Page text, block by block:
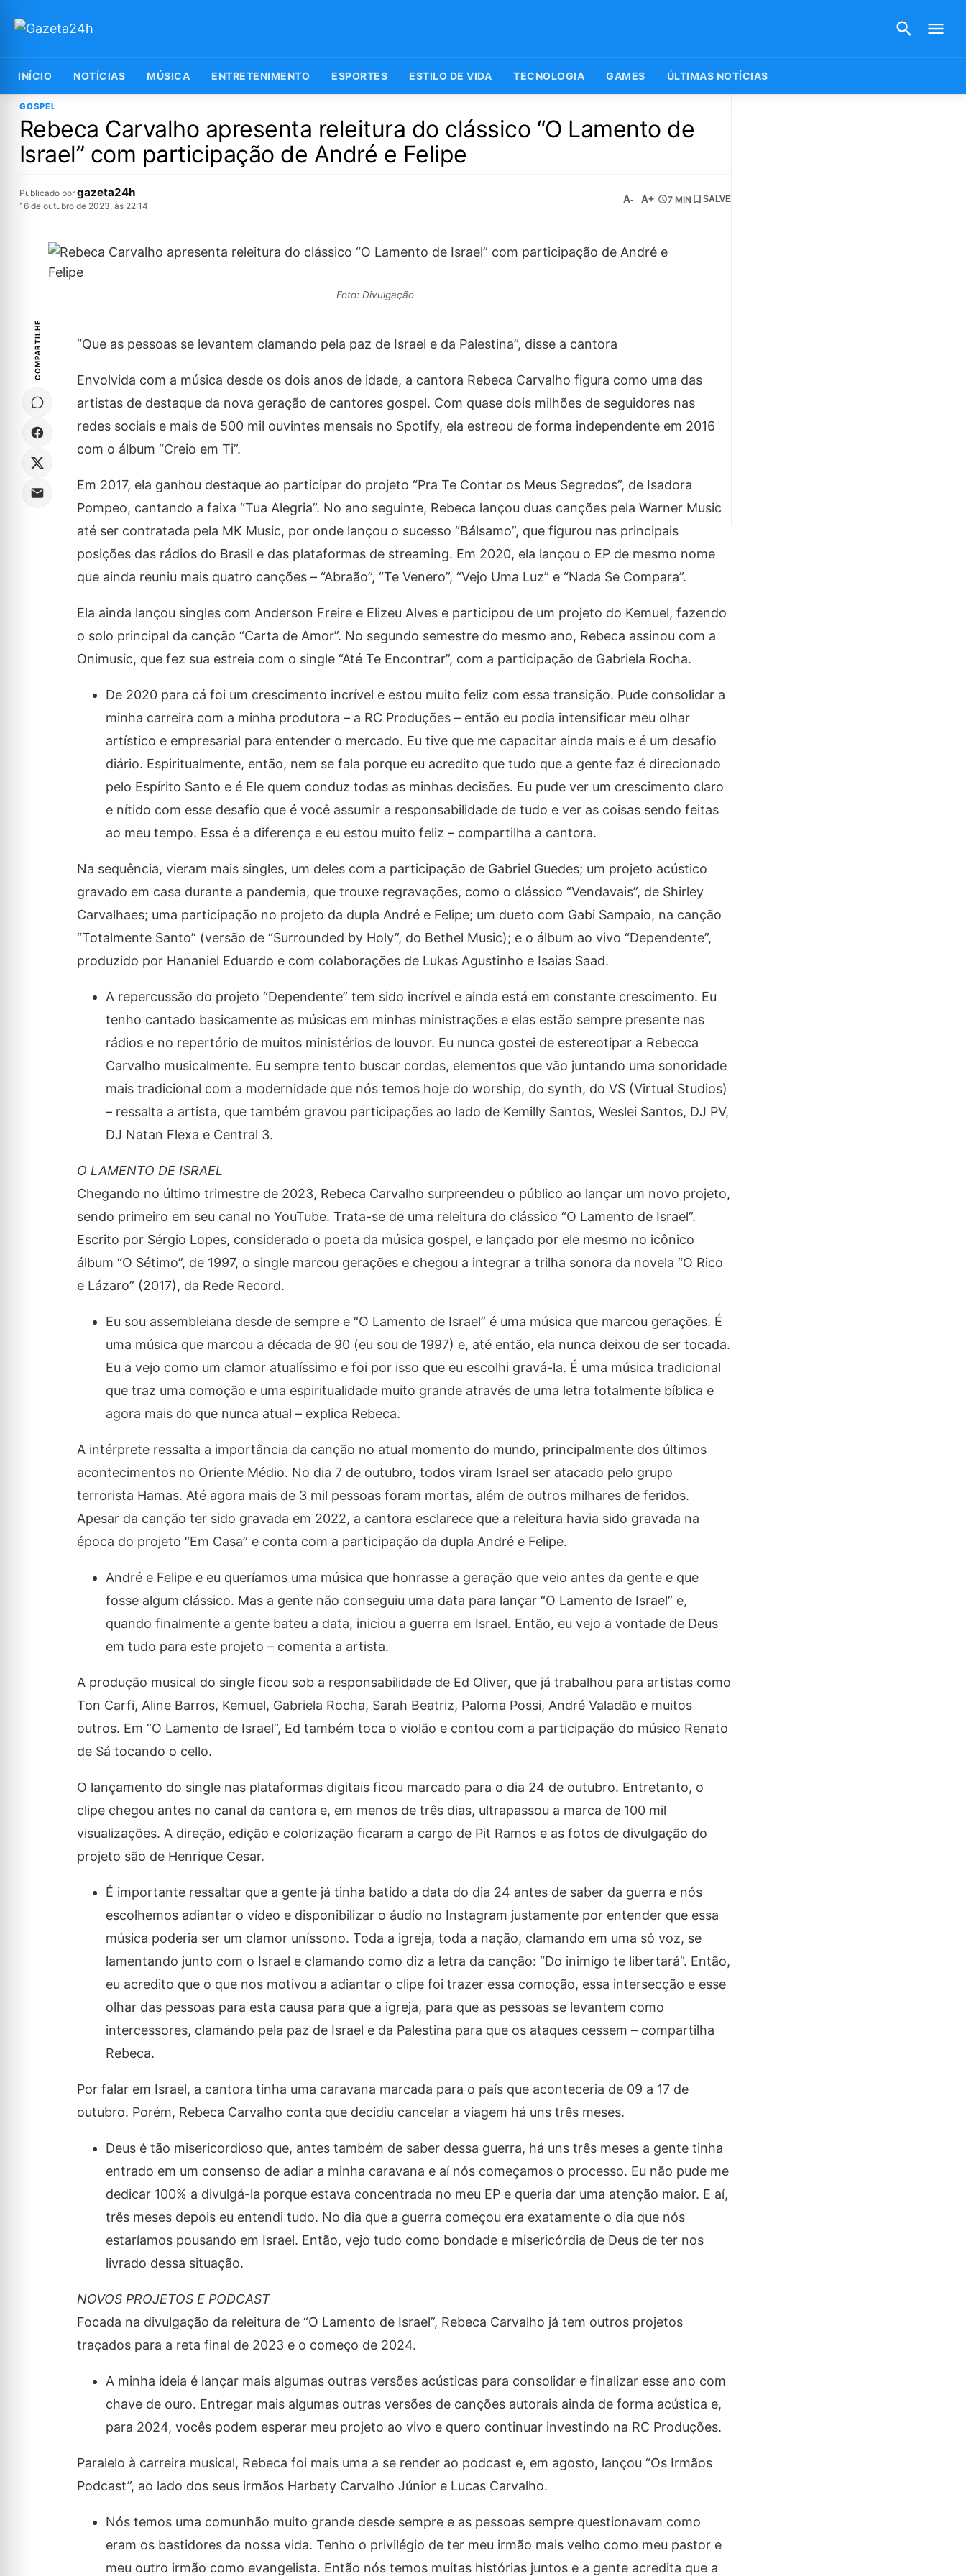
INÍCIO NOTÍCIAS MÚSICA ENTRETENIMENTO ESPORTES ESTILO DE VIDA TECNOLOGIA GAMES ÚLTIMAS NOTÍCIAS
GOSPEL
Rebeca Carvalho apresenta releitura do clássico “O Lamento de
Israel” com participação de André e Felipe
Publicado por gazeta24h
16 de outubro de 2023, às 22:14
A- A+ 7 MIN SALVE
Foto: Divulgação
COMPARTILHE “Que as pessoas se levantem clamando pela paz de Israel e da Palestina”, disse a cantora
Envolvida com a música desde os dois anos de idade, a cantora Rebeca Carvalho figura como uma das
artistas de destaque da nova geração de cantores gospel. Com quase dois milhões de seguidores nas
redes sociais e mais de 500 mil ouvintes mensais no Spotify, ela estreou de forma independente em 2016
com o álbum “Creio em Ti”.
Em 2017, ela ganhou destaque ao participar do projeto “Pra Te Contar os Meus Segredos”, de Isadora
Pompeo, cantando a faixa “Tua Alegria”. No ano seguinte, Rebeca lançou duas canções pela Warner Music
até ser contratada pela MK Music, por onde lançou o sucesso “Bálsamo”, que figurou nas principais
posições das rádios do Brasil e das plataformas de streaming. Em 2020, ela lançou o EP de mesmo nome
que ainda reuniu mais quatro canções – “Abraão”, “Te Venero”, “Vejo Uma Luz” e “Nada Se Compara”.
Ela ainda lançou singles com Anderson Freire e Elizeu Alves e participou de um projeto do Kemuel, fazendo
o solo principal da canção “Carta de Amor”. No segundo semestre do mesmo ano, Rebeca assinou com a
Onimusic, que fez sua estreia com o single “Até Te Encontrar”, com a participação de Gabriela Rocha.
De 2020 para cá foi um crescimento incrível e estou muito feliz com essa transição. Pude consolidar a
minha carreira com a minha produtora – a RC Produções – então eu podia intensificar meu olhar
artístico e empresarial para entender o mercado. Eu tive que me capacitar ainda mais e é um desafio
diário. Espiritualmente, então, nem se fala porque eu acredito que tudo que a gente faz é direcionado
pelo Espírito Santo e é Ele quem conduz todas as minhas decisões. Eu pude ver um crescimento claro
e nítido com esse desafio que é você assumir a responsabilidade de tudo e ver as coisas sendo feitas
ao meu tempo. Essa é a diferença e eu estou muito feliz – compartilha a cantora.
Na sequência, vieram mais singles, um deles com a participação de Gabriel Guedes; um projeto acústico
gravado em casa durante a pandemia, que trouxe regravações, como o clássico “Vendavais”, de Shirley
Carvalhaes; uma participação no projeto da dupla André e Felipe; um dueto com Gabi Sampaio, na canção
“Totalmente Santo” (versão de “Surrounded by Holy”, do Bethel Music); e o álbum ao vivo “Dependente”,
produzido por Hananiel Eduardo e com colaborações de Lukas Agustinho e Isaias Saad.
A repercussão do projeto “Dependente” tem sido incrível e ainda está em constante crescimento. Eu
tenho cantado basicamente as músicas em minhas ministrações e elas estão sempre presente nas
rádios e no repertório de muitos ministérios de louvor. Eu nunca gostei de estereotipar a Rebecca
Carvalho musicalmente. Eu sempre tento buscar cordas, elementos que vão juntando uma sonoridade
mais tradicional com a modernidade que nós temos hoje do worship, do synth, do VS (Virtual Studios)
– ressalta a artista, que também gravou participações ao lado de Kemilly Santos, Weslei Santos, DJ PV,
DJ Natan Flexa e Central 3.
O LAMENTO DE ISRAEL
Chegando no último trimestre de 2023, Rebeca Carvalho surpreendeu o público ao lançar um novo projeto,
sendo primeiro em seu canal no YouTube. Trata-se de uma releitura do clássico “O Lamento de Israel”.
Escrito por Sérgio Lopes, considerado o poeta da música gospel, e lançado por ele mesmo no icônico
álbum “O Sétimo”, de 1997, o single marcou gerações e chegou a integrar a trilha sonora da novela “O Rico
e Lázaro” (2017), da Rede Record.
Eu sou assembleiana desde de sempre e “O Lamento de Israel” é uma música que marcou gerações. É
uma música que marcou a década de 90 (eu sou de 1997) e, até então, ela nunca deixou de ser tocada.
Eu a vejo como um clamor atualíssimo e foi por isso que eu escolhi gravá-la. É uma música tradicional
que traz uma comoção e uma espiritualidade muito grande através de uma letra totalmente bíblica e
agora mais do que nunca atual – explica Rebeca.
A intérprete ressalta a importância da canção no atual momento do mundo, principalmente dos últimos
acontecimentos no Oriente Médio. No dia 7 de outubro, todos viram Israel ser atacado pelo grupo
terrorista Hamas. Até agora mais de 3 mil pessoas foram mortas, além de outros milhares de feridos.
Apesar da canção ter sido gravada em 2022, a cantora esclarece que a releitura havia sido gravada na
época do projeto “Em Casa” e conta com a participação da dupla André e Felipe.
André e Felipe e eu queríamos uma música que honrasse a geração que veio antes da gente e que
fosse algum clássico. Mas a gente não conseguiu uma data para lançar “O Lamento de Israel” e,
quando finalmente a gente bateu a data, iniciou a guerra em Israel. Então, eu vejo a vontade de Deus
em tudo para este projeto – comenta a artista.
A produção musical do single ficou sob a responsabilidade de Ed Oliver, que já trabalhou para artistas como
Ton Carfi, Aline Barros, Kemuel, Gabriela Rocha, Sarah Beatriz, Paloma Possi, André Valadão e muitos
outros. Em “O Lamento de Israel”, Ed também toca o violão e contou com a participação do músico Renato
de Sá tocando o cello.
O lançamento do single nas plataformas digitais ficou marcado para o dia 24 de outubro. Entretanto, o
clipe chegou antes no canal da cantora e, em menos de três dias, ultrapassou a marca de 100 mil
visualizações. A direção, edição e colorização ficaram a cargo de Pit Ramos e as fotos de divulgação do
projeto são de Henrique Cesar.
É importante ressaltar que a gente já tinha batido a data do dia 24 antes de saber da guerra e nós
escolhemos adiantar o vídeo e disponibilizar o áudio no Instagram justamente por entender que essa
música poderia ser um clamor uníssono. Toda a igreja, toda a nação, clamando em uma só voz, se
lamentando junto com o Israel e clamando como diz a letra da canção: “Do inimigo te libertará”. Então,
eu acredito que o que nos motivou a adiantar o clipe foi trazer essa comoção, essa intersecção e esse
olhar das pessoas para esta causa para que a igreja, para que as pessoas se levantem como
intercessores, clamando pela paz de Israel e da Palestina para que os ataques cessem – compartilha
Rebeca.
Por falar em Israel, a cantora tinha uma caravana marcada para o país que aconteceria de 09 a 17 de
outubro. Porém, Rebeca Carvalho conta que decidiu cancelar a viagem há uns três meses.
Deus é tão misericordioso que, antes também de saber dessa guerra, há uns três meses a gente tinha
entrado em um consenso de adiar a minha caravana e aí nós começamos o processo. Eu não pude me
dedicar 100% a divulgá-la porque estava concentrada no meu EP e queria dar uma atenção maior. E aí,
três meses depois eu entendi tudo. No dia que a guerra começou era exatamente o dia que nós
estaríamos pousando em Israel. Então, vejo tudo como bondade e misericórdia de Deus de ter nos
livrado dessa situação.
NOVOS PROJETOS E PODCAST
Focada na divulgação da releitura de “O Lamento de Israel”, Rebeca Carvalho já tem outros projetos
traçados para a reta final de 2023 e o começo de 2024.
A minha ideia é lançar mais algumas outras versões acústicas para consolidar e finalizar esse ano com
chave de ouro. Entregar mais algumas outras versões de canções autorais ainda de forma acústica e,
para 2024, vocês podem esperar meu projeto ao vivo e quero continuar investindo na RC Produções.
Paralelo à carreira musical, Rebeca foi mais uma a se render ao podcast e, em agosto, lançou “Os Irmãos
Podcast”, ao lado dos seus irmãos Harbety Carvalho Júnior e Lucas Carvalho.
Nós temos uma comunhão muito grande desde sempre e as pessoas sempre questionavam como
eram os bastidores da nossa vida. Tenho o privilégio de ter meu irmão mais velho como meu pastor e
meu outro irmão como evangelista. Então nós temos muitas histórias juntos e a gente acredita que a